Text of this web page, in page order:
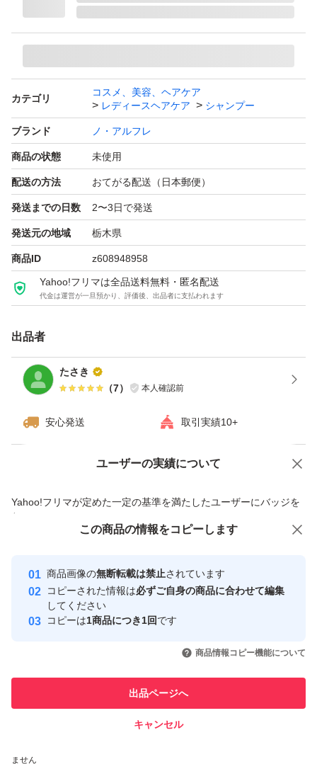
カテゴリ
コスメ、美容、ヘアケア
レディースヘアケア
シャンプー
ブランド ノ・アルフレ
商品の状態 未使用
配送の方法 おてがる配送（日本郵便）
発送までの日数 2〜3日で発送
発送元の地域 栃木県
商品ID z608948958
Yahoo!フリマは全品送料無料・匿名配送
代金は運営が一旦預かり、評価後、出品者に支払われます
出品者
たさき
（7） 本人確認前
安心発送 取引実績10+
ユーザーの実績について
Yahoo!フリマが定めた一定の基準を満たしたユーザーにバッジを
付与しています
安心取引出品者
心・安全なユーザーです
取引実績
引を完了させた実績があります
での取引実績があります
ません
価格の相談 商品への質問
この商品の情報をコピーします
商品画像の無断転載は禁止されています
コピーされた情報は必ずご自身の商品に合わせて編集
してください
コピーは1商品につき1回です
商品情報コピー機能について
出品ページへ
キャンセル
この商品をみている人にオススメ